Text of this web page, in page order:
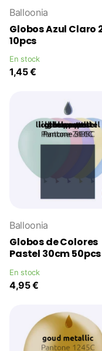
Balloonia
Globos Azul Claro
10pcs
En stock
1,45 €
Balloonia
Globos de Colores
Pastel 30cm 50pcs
En stock
4,95 €